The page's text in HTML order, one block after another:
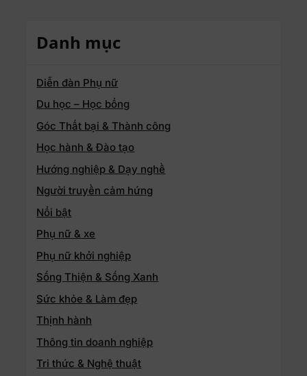
Danh mục
Diễn đàn Phụ nữ
Du học – Học bổng
Góc Thất bại & Thành công
Học hành & Đào tạo
Hướng nghiệp & Dạy nghề
Người truyền cảm hứng
Nổi bật
Phụ nữ & xe
Phụ nữ khởi nghiệp
Sống Thiện & Sống Xanh
Sức khỏe & Làm đẹp
Thịnh hành
Thông tin doanh nghiệp
Tri thức & Nghệ thuật